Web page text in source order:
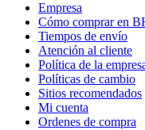
Empresa
Cómo comprar en
Tiempos de envío
Atención al cliente
Política de la
Políticas de cambio
Sitios recomendados
Mi cuenta
Ordenes de compra